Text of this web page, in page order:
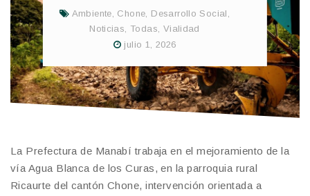
Ambiente, Chone, Desarrollo Social ,
Noticias, Todas, Vialidad
julio 1, 2026
La Prefectura de Manabí trabaja en el mejoramiento de la
vía Agua Blanca de los Curas, en la parroquia rural
Ricaurte del cantón Chone, intervención orientada a